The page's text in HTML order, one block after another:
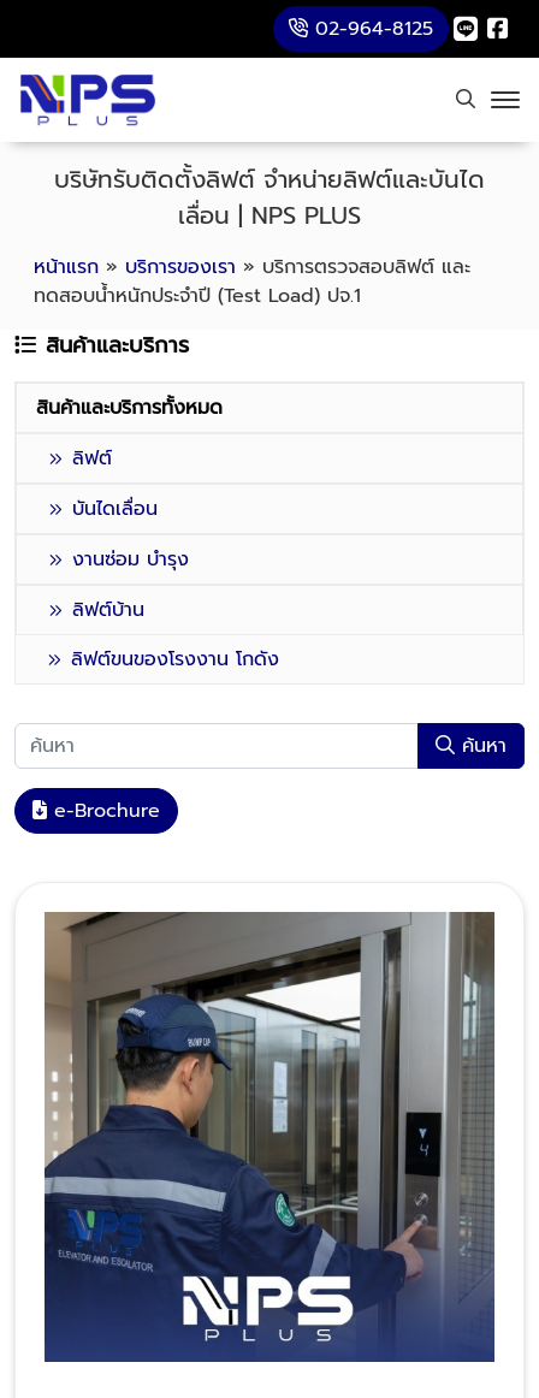
02-964-8125
หน้าแรก » บริการของเรา » บริการตรวจสอบลิฟต์ และ
ทดสอบน้ำหนักประจําปี (Test Load) ปจ.1
บริษัทรับติดตั้งลิฟต์ จำหน่ายลิฟต์และบันได
เลื่อน | NPS PLUS
สินค้าและบริการ
สินค้าและบริการทั้งหมด
ลิฟต์
บันไดเลื่อน
งานซ่อม บำรุง
ลิฟต์บ้าน
ลิฟต์ขนของโรงงาน โกดัง
ค้นหา
e-Brochure